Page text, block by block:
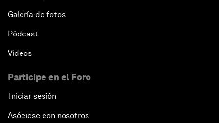
Galería de fotos
Pódcast
Vídeos
Participe en el Foro
Iniciar sesión
Asóciese con nosotros